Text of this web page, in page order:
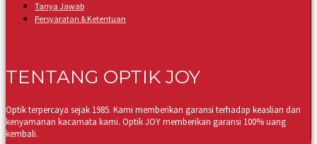
Tanya Jawab
Persyaratan & Ketentuan
TENTANG OPTIK JOY
Optik terpercaya sejak 1985. Kami memberikan garansi terhadap keaslian dan
kenyamanan kacamata kami. Optik JOY memberikan garansi 100% uang
kembali.